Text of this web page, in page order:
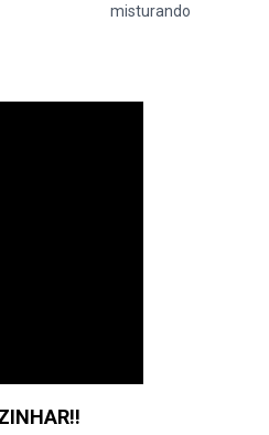
misturando